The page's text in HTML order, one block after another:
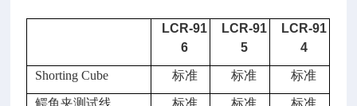
LCR-91
6
LCR-91
5
LCR-91
4
Shorting Cube 标准 标准 标准
鳄鱼夹测试线 标准 标准 标准